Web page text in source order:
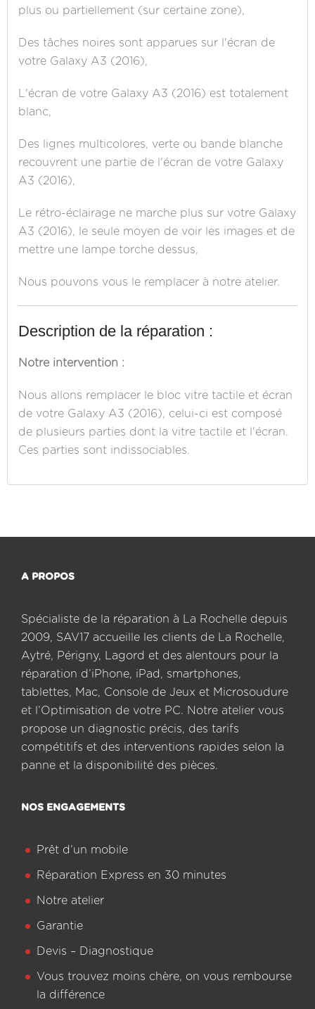
plus ou partiellement (sur certaine zone),
Des tâches noires sont apparues sur l'écran de
votre Galaxy A3 (2016),
L'écran de votre Galaxy A3 (2016) est totalement
blanc,
Des lignes multicolores, verte ou bande blanche
recouvrent une partie de l'écran de votre Galaxy
A3 (2016),
Le rétro-éclairage ne marche plus sur votre Galaxy
A3 (2016), le seule moyen de voir les images et de
mettre une lampe torche dessus,
Nous pouvons vous le remplacer à notre atelier.
Description de la réparation :
Notre intervention :
Nous allons remplacer le bloc vitre tactile et écran
de votre Galaxy A3 (2016), celui-ci est composé
de plusieurs parties dont la vitre tactile et l'écran.
Ces parties sont indissociables.
A PROPOS
Spécialiste de la réparation à La Rochelle depuis
2009, SAV17 accueille les clients de La Rochelle,
Aytré, Périgny, Lagord et des alentours pour la
réparation d’iPhone, iPad, smartphones,
tablettes, Mac, Console de Jeux et Microsoudure
et l’Optimisation de votre PC. Notre atelier vous
propose un diagnostic précis, des tarifs
compétitifs et des interventions rapides selon la
panne et la disponibilité des pièces.
NOS ENGAGEMENTS
Prêt d’un mobile
Réparation Express en 30 minutes
Notre atelier
Garantie
Devis – Diagnostique
Vous trouvez moins chère, on vous rembourse
la différence